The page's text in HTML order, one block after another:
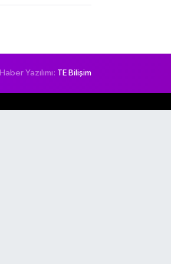
Haber Yazılımı: TE Bilişim